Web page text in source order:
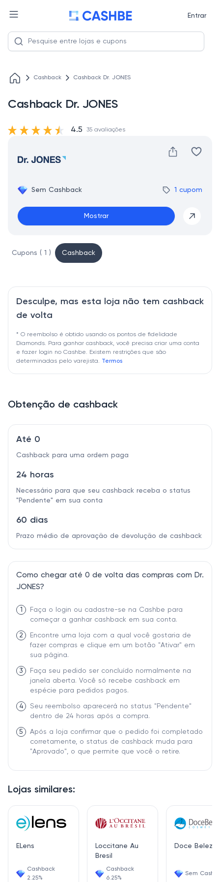
Entrar
Cashback Cashback Dr. JONES
Cashback Dr. JONES
Sem Cashback 1 cupom
Mostrar
4.5 35 avaliações
Lojas similares:
ELens
Cashback
2.25%
Loccitane Au
Bresil
Cashback
6.25%
Doce Beleza
Sem
Cupons ( 1 ) Cashback
Desculpe, mas esta loja não tem cashback
de volta
* O reembolso é obtido usando os pontos de fidelidade
Diamonds. Para ganhar cashback, você precisa criar uma conta
e fazer login no Cashbe. Existem restrições que são
determinadas pelo varejista. Termos
Obtenção de cashback
Até 0
Cashback para uma ordem paga
24 horas
Necessário para que seu cashback receba o status
"Pendente" em sua conta
60 dias
Prazo médio de aprovação de devolução de cashback
Como chegar até 0 de volta das compras com Dr.
JONES?
1
Faça o login ou cadastre-se na Cashbe para
começar a ganhar cashback em sua conta.
2
Encontre uma loja com a qual você gostaria de
fazer compras e clique em um botão "Ativar" em
sua página.
3
Faça seu pedido ser concluído normalmente na
janela aberta. Você só recebe cashback em
espécie para pedidos pagos.
4
Seu reembolso aparecerá no status "Pendente"
dentro de 24 horas após a compra.
5
Após a loja confirmar que o pedido foi completado
corretamente, o status de cashback muda para
"Aprovado", o que permite que você o retire.